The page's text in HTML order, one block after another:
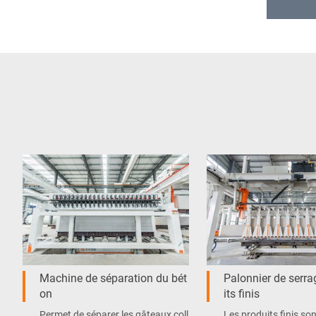
Machine de séparation du bét
on
Palonnier de
its finis